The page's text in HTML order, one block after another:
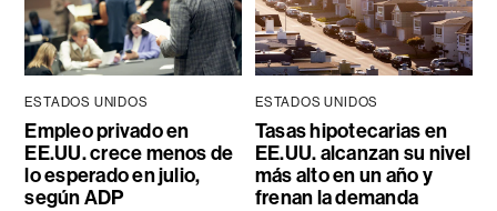
ESTADOS UNIDOS
Empleo privado en
EE.UU. crece menos de
lo esperado en julio,
según ADP
ESTADOS UNIDOS
Tasas hipotecarias en
EE.UU. alcanzan su nivel
más alto en un año y
frenan la demanda